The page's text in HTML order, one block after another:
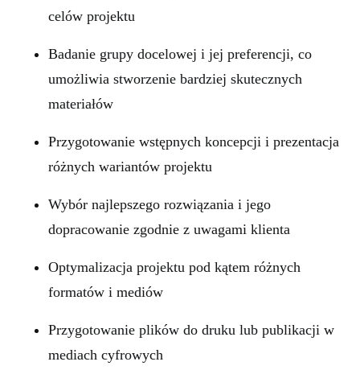
celów projektu
Badanie grupy docelowej i jej preferencji, co
umożliwia stworzenie bardziej skutecznych
materiałów
Przygotowanie wstępnych koncepcji i prezentacja
różnych wariantów projektu
Wybór najlepszego rozwiązania i jego
dopracowanie zgodnie z uwagami klienta
Optymalizacja projektu pod kątem różnych
formatów i mediów
Przygotowanie plików do druku lub publikacji w
mediach cyfrowych